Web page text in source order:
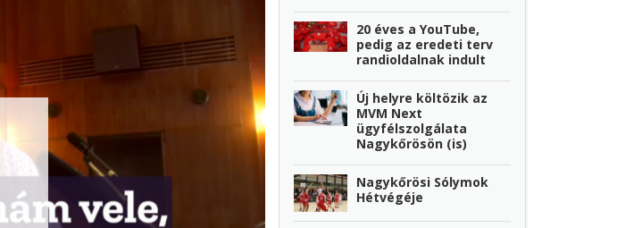
20 éves a YouTube,
pedig az eredeti terv
randioldalnak indult
Új helyre költözik az
MVM Next
ügyfélszolgálata
Nagykőrösön (is)
Nagykőrösi Sólymok
Hétvégéje